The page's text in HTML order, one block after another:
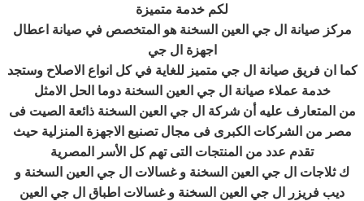
لكم خدمة متميزة
مركز صيانة ال جي العين السخنة هو المتخصص في صيانة اعطال
اجهزة ال جي
كما ان فريق صيانة ال جي متميز للغاية في كل انواع الاصلاح وستجد
خدمة عملاء صيانة ال جي العين السخنة دوما الحل الامثل
من المتعارف عليه أن شركة ال جي العين السخنة ذائعة الصيت فى
مصر من الشركات الكبرى فى مجال تصنيع الاجهزة المنزلية حيث
تقدم عدد من المنتجات التى تهم كل الأسر المصرية
ك ثلاجات ال جي العين السخنة و غسالات ال جي العين السخنة و
ديب فريزر ال جي العين السخنة و غسالات اطباق ال جي العين